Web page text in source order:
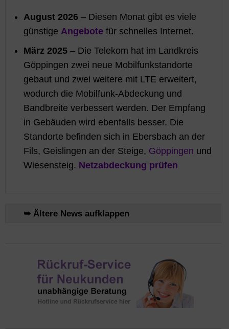
August 2026 – Diesen Monat gibt es viele
günstige Angebote für schnelles Internet.
März 2025 – Die Telekom hat im Landkreis
Göppingen zwei neue Mobilfunkstandorte
gebaut und zwei weitere mit LTE erweitert,
wodurch die Mobilfunk-Abdeckung und
Bandbreite verbessert werden. Der Empfang
in Gebäuden wird ebenfalls besser. Die
Standorte befinden sich in Ebersbach an der
Fils, Geislingen an der Steige, Göppingen und
Wiesensteig. Netzabdeckung prüfen
➥ Ältere News aufklappen